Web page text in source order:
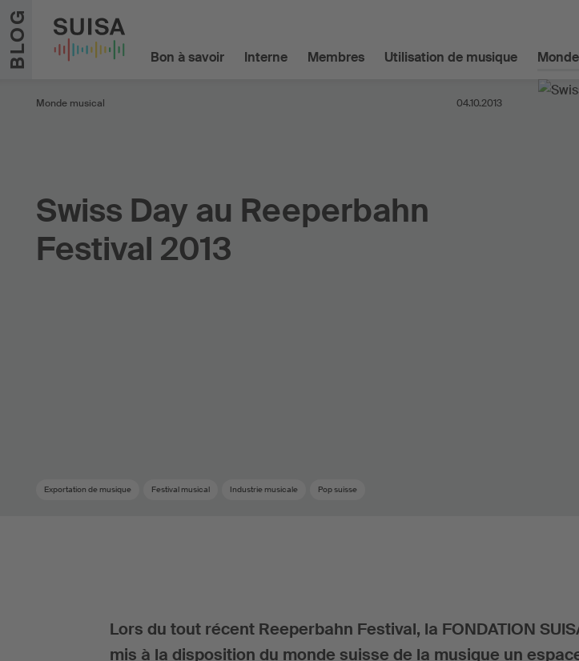
Aller au contenu
BLOG Bon à savoir Interne Membres Utilisation de musique
Monde musical 04.10.2013
Swiss Day au Reeperbahn
Festival 2013
Exportation de musique Festival musical Industrie musicale Pop suisse
Lors du tout récent Reeperbahn Festival, la FONDATION
mis à la disposition du monde suisse de la musique un